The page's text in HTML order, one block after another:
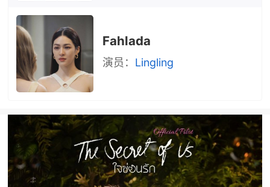
Fahlada
演员： Lingling